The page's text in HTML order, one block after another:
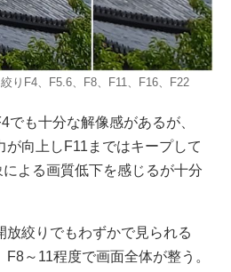
りF4、F5.6、F8、F11、F16、F22
も十分な解像感があるが、
が向上しF11まではキープして
よる画質低下を感じるが十分
絞りでもわずかで見られる
～11程度で画面全体が整う。